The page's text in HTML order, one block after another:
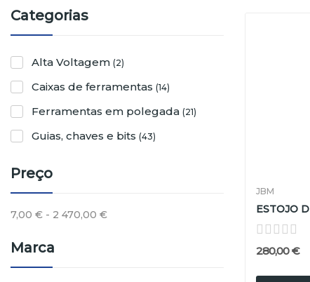
Categorias
Alta Voltagem (2)
Caixas de ferramentas (14)
Ferramentas em polegada (21)
Guias, chaves e bits (43)
Preço
7,00 € - 2 470,00 €
Marca
JBM
280,00 €